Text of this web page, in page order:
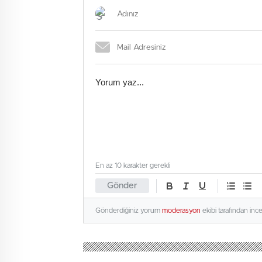
Gönder
En az 10 karakter gerekli
Gönderdiğiniz yorum moderasyon ekibi tarafından